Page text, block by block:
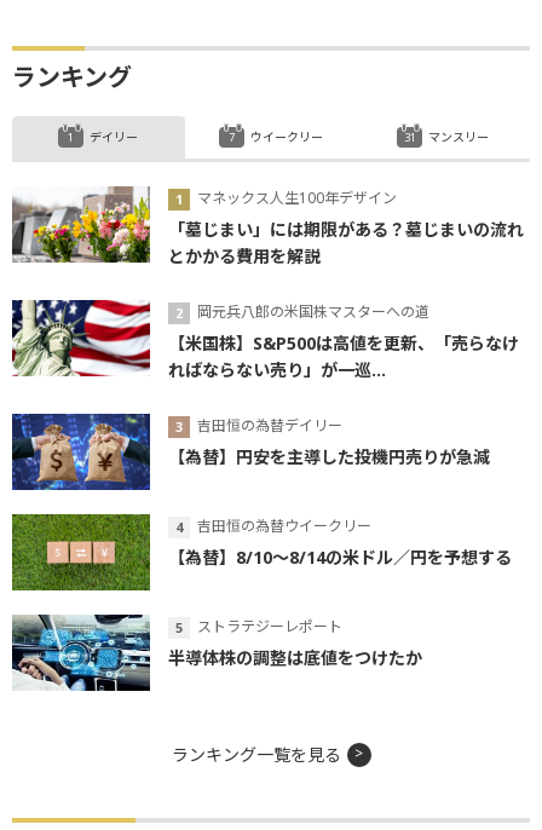
ランキング
デイリー
マネックス人生100年デザイン
「墓じまい」には期限がある？墓じまいの流れ
とかかる費用を解説
岡元兵八郎の米国株マスターへの道
【米国株】S&P500は高値を更新、「売らなけ
ればならない売り」が一巡...
吉田恒の為替デイリー
【為替】円安を主導した投機円売りが急減
吉田恒の為替ウイークリー
【為替】8/10～8/14の米ドル／円を予想する
ストラテジーレポート
半導体株の調整は底値をつけたか
ウイークリー マンスリー
ランキング一覧を見る